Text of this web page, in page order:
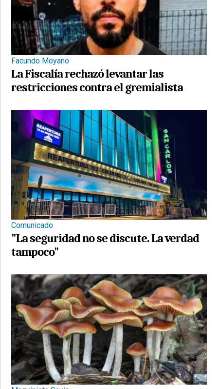
Facundo Moyano
La Fiscalía rechazó levantar las
restricciones contra el gremialista
Comunicado
"La seguridad no se discute. La verdad
tampoco"